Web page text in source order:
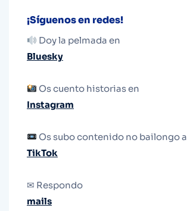
¡Síguenos en redes!
Doy la pelmada en
Bluesky
Os cuento historias en
Instagram
Os subo contenido no bailongo a
TikTok
✉ Respondo
mails